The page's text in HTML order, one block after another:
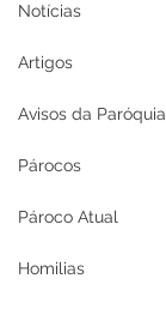
Notícias
Artigos
Avisos da Paróquia
Párocos
Pároco Atual
Homilias